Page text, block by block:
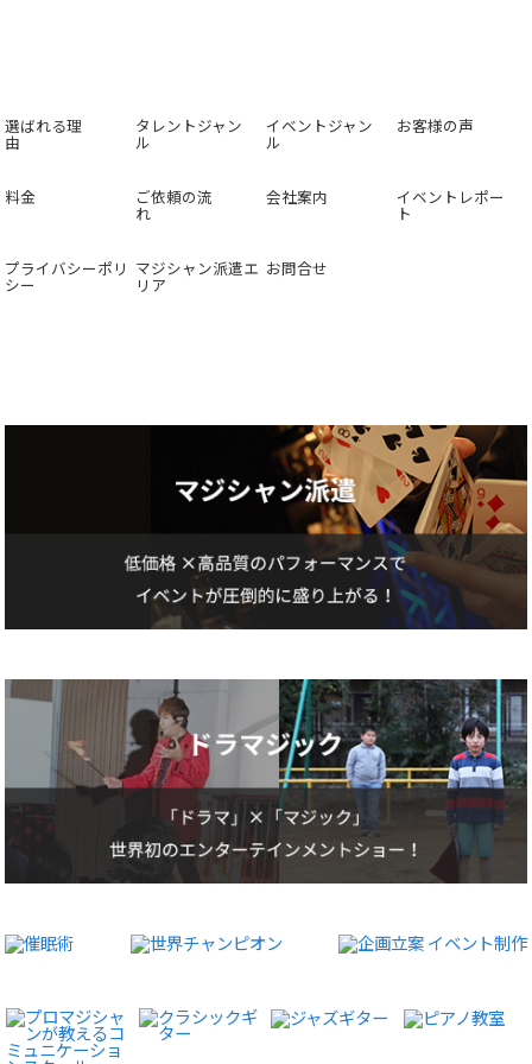
選ばれる理
由
タレントジャン
ル
イベントジャン
ル
お客様の声
料金 ご依頼の流
れ
会社案内 イベントレポー
ト
プライバシーポリ
シー
マジシャン派遣エ
リア
お問合せ